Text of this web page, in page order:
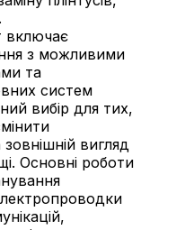
включає
з можливими
та
систем
вибір для тих,
вигляд
Основні роботи